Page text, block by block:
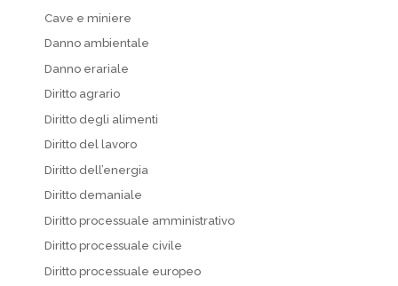
Cave e miniere
Danno ambientale
Danno erariale
Diritto agrario
Diritto degli alimenti
Diritto del lavoro
Diritto dell’energia
Diritto demaniale
Diritto processuale amministrativo
Diritto processuale civile
Diritto processuale europeo